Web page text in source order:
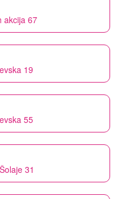
akcija 67
19
55
31